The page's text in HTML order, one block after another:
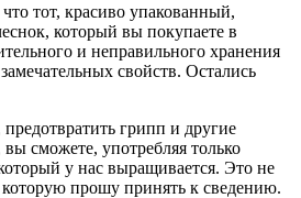
тот, красиво упакованный,
который вы покупаете в
и неправильного хранения
свойств. Остались
предотвратить грипп и другие
сможете, употребляя только
у нас выращивается. Это не
прошу принять к сведению.